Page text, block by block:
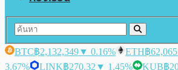
BTC฿2,132,349▼ 0.16% ETH฿
3.67%
LINK฿270.32 ▼ 1.45% KUB฿